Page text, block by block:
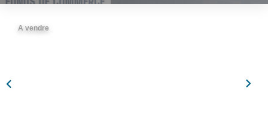
A vendre